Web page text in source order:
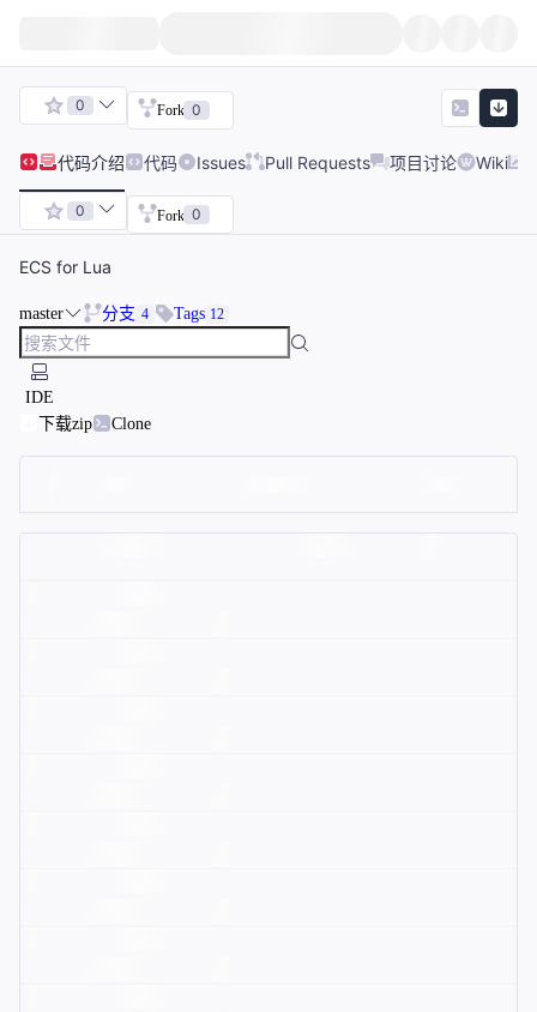
0 Fork 0
代码介绍 代码 Issues Pull Requests 项目讨论 Wiki
0 Fork 0
ECS for Lua
master 分支 4 Tags 12
IDE
下载zip
Clone